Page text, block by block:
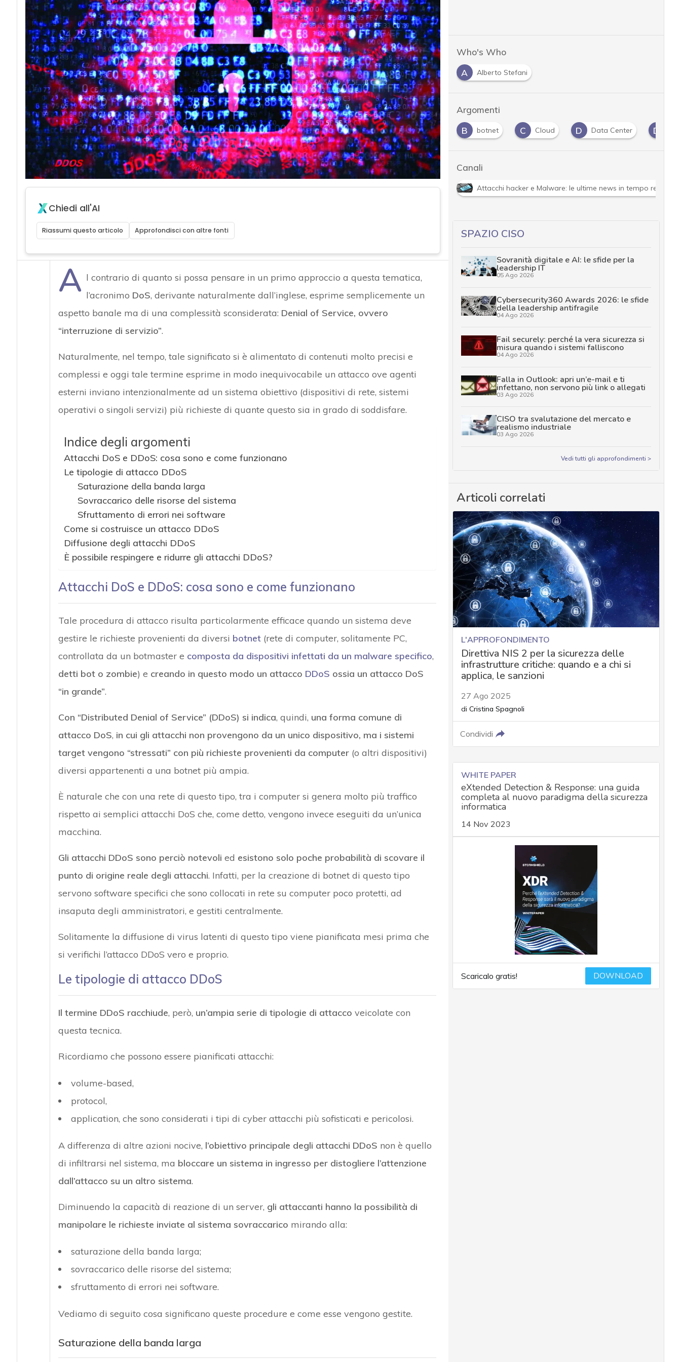
Chiedi all'AI
Riassumi questo articolo Approfondisci con altre fonti
A l contrario di quanto si possa pensare in un primo approccio a questa tematica,
l’acronimo DoS, derivante naturalmente dall’inglese, esprime semplicemente un
aspetto banale ma di una complessità sconsiderata: Denial of Service, ovvero
“interruzione di servizio”.
Naturalmente, nel tempo, tale significato si è alimentato di contenuti molto precisi e
complessi e oggi tale termine esprime in modo inequivocabile un attacco ove agenti
esterni inviano intenzionalmente ad un sistema obiettivo (dispositivi di rete, sistemi
operativi o singoli servizi) più richieste di quante questo sia in grado di soddisfare.
Indice degli argomenti
Attacchi DoS e DDoS: cosa sono e come funzionano
Le tipologie di attacco DDoS
Saturazione della banda larga
Sovraccarico delle risorse del sistema
Sfruttamento di errori nei software
Come si costruisce un attacco DDoS
Diffusione degli attacchi DDoS
È possibile respingere e ridurre gli attacchi DDoS?
Attacchi DoS e DDoS: cosa sono e come funzionano
Tale procedura di attacco risulta particolarmente efficace quando un sistema deve
gestire le richieste provenienti da diversi botnet(rete di computer, solitamente PC,
controllata da un botmaster e composta da dispositivi infettati da un malware specifico,
detti bot o zombie) e creando in questo modo un attacco DDoS ossia un attacco DoS
“in grande”.
Con “Distributed Denial of Service” (DDoS) si indica, quindi, una forma comune di
attacco DoS, in cui gli attacchi non provengono da un unico dispositivo, ma i sistemi
target vengono “stressati” con più richieste provenienti da computer(o altri dispositivi)
diversi appartenenti a una botnet più ampia.
È naturale che con una rete di questo tipo, tra i computer si genera molto più traffico
rispetto ai semplici attacchi DoS che, come detto, vengono invece eseguiti da un’unica
macchina.
Gli attacchi DDoS sono perciò notevoli ed esistono solo poche probabilità di scovare il
punto di origine reale degli attacchi. Infatti, per la creazione di botnet di questo tipo
servono software specifici che sono collocati in rete su computer poco protetti, ad
insaputa degli amministratori, e gestiti centralmente.
Solitamente la diffusione di virus latenti di questo tipo viene pianificata mesi prima che
si verifichi l’attacco DDoS vero e proprio.
Le tipologie di attacco DDoS
Il termine DDoS racchiude, però, un’ampia serie di tipologie di attacco veicolate con
questa tecnica.
Ricordiamo che possono essere pianificati attacchi:
volume-based,
protocol,
application, che sono considerati i tipi di cyber attacchi più sofisticati e pericolosi.
A differenza di altre azioni nocive, l’obiettivo principale degli attacchi DDoS non è quello
di infiltrarsi nel sistema, ma bloccare un sistema in ingresso per distogliere l’attenzione
dall’attacco su un altro sistema.
Diminuendo la capacità di reazione di un server, gli attaccanti hanno la possibilità di
manipolare le richieste inviate al sistema sovraccarico mirando alla:
saturazione della banda larga;
sovraccarico delle risorse del sistema;
sfruttamento di errori nei software.
Vediamo di seguito cosa significano queste procedure e come esse vengono gestite.
Saturazione della banda larga
Who's Who
A
Alberto Stefani
Argomenti
A
Applicazioni B botnet C Cloud D Data Center D
Canali
Attacchi hacker e Malware: le ultime news in tempo reale e
SPAZIO CISO
Sovranità digitale e AI: le sfide per la
leadership IT
05 Ago 2026
Cybersecurity360 Awards 2026: le sfide
della leadership antifragile
04 Ago 2026
Fail securely: perché la vera sicurezza si
misura quando i sistemi falliscono
04 Ago 2026
Falla in Outlook: apri un’e-mail e ti
infettano, non servono più link o allegati
03 Ago 2026
CISO tra svalutazione del mercato e
realismo industriale
03 Ago 2026
Vedi tutti gli approfondimenti >
Articoli correlati
L'APPROFONDIMENTO
Direttiva NIS 2 per la sicurezza delle
infrastrutture critiche: quando e a chi si
applica, le sanzioni
27 Ago 2025
di Cristina Spagnoli
Condividi
WHITE PAPER
eXtended Detection & Response: una guida
completa al nuovo paradigma della sicurezza
informatica
14 Nov 2023
Scaricalo gratis! DOWNLOAD